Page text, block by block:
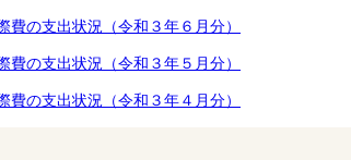
費の支出状況（令和３年６月分）
費の支出状況（令和３年５月分）
費の支出状況（令和３年４月分）